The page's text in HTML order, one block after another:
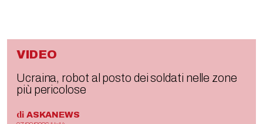
VIDEO
Ucraina, robot al posto dei soldati nelle zone
più pericolose
di ASKANEWS